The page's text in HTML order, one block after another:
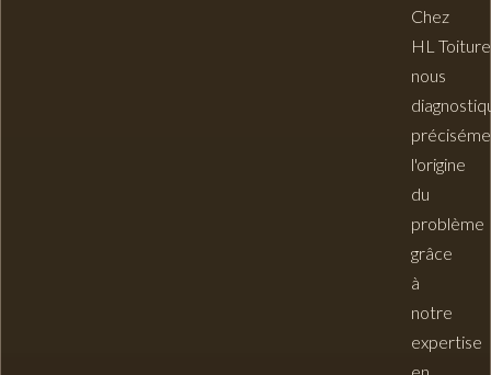
Chez
HL Toiture
nous
l'origine
du
problème
grâce
à
notre
expertise